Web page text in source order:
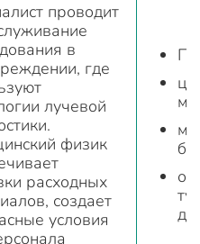
проводит
в
где
лучевой
физик
расходных
создает
условия